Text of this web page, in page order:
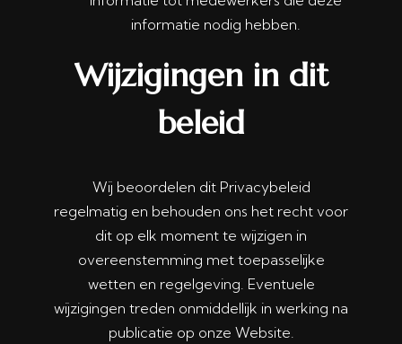
informatie nodig hebben.
Wijzigingen in dit
beleid
Wij beoordelen dit Privacybeleid
regelmatig en behouden ons het recht voor
dit op elk moment te wijzigen in
overeenstemming met toepasselijke
wetten en regelgeving. Eventuele
wijzigingen treden onmiddellijk in werking na
publicatie op onze Website.